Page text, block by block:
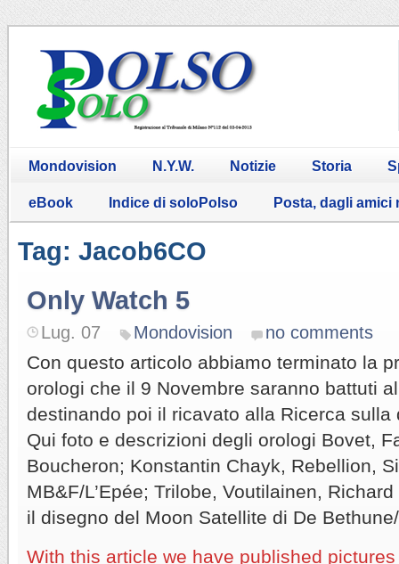
Mondovision N.Y.W. Notizie Storia
eBook Indice di soloPolso Posta, dagli amici
Tag: Jacob6CO
Only Watch 5
Lug. 07 Mondovision no comments
Con questo articolo abbiamo terminato la
orologi che il 9 Novembre saranno battuti
destinando poi il ricavato alla Ricerca sulla
Qui foto e descrizioni degli orologi Bovet,
Boucheron; Konstantin Chayk, Rebellion,
MB&F/L’Epée; Trilobe, Voutilainen,
il disegno del Moon Satellite di De
With this article we have published